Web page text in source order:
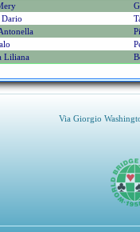
Liliana
Via Giorgio